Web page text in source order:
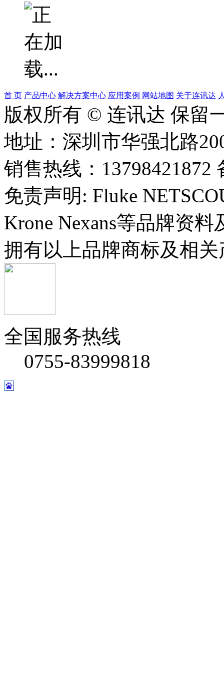
首 页 产品中心 解决方案中心 应用案例 网站地图 关于连讯达
版权所有 © 连讯达 保留
地址：深圳市华强北路
销售热线：13798421872
免责声明: Fluke
Krone Nexans等品牌资
拥有以上品牌商标及相
全国服务热线
0755-83999818